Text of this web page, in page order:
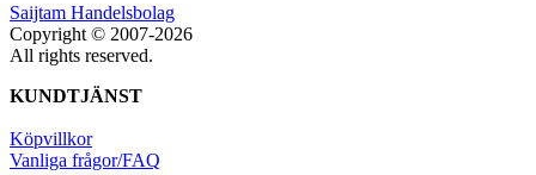
Saijtam Handelsbolag
Copyright © 2007-2026
All rights reserved.
KUNDTJÄNST
Köpvillkor
Vanliga frågor/FAQ